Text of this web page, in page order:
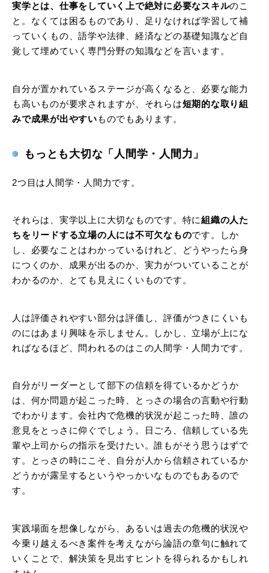
実学とは、仕事をしていく上で絶対に必要なスキルのこ
と。なくては困るものであり、足りなければ学習して補
っていくもの、語学や法律、経済などの基礎知識など自
覚して埋めていく専門分野の知識などを言います。
自分が置かれているステージが高くなると、必要な能力
も高いものが要求されますが、それらは短期的な取り組
みで成果が出やすいものでもあります。
もっとも大切な「人間学・人間力」
2つ目は人間学・人間力です。
それらは、実学以上に大切なものです。特に組織の人た
ちをリードする立場の人には不可欠なものです。しか
し、必要なことはわかっているけれど、どうやったら身
につくのか、成果が出るのか、実力がついていることが
わかるのか、とても見えにくいものです。
人は評価されやすい部分は評価し、評価がつきにくいも
のにはあまり興味を示しません。しかし、立場が上にな
ればなるほど、問われるのはこの人間学・人間力です。
自分がリーダーとして部下の信頼を得ているかどうか
は、何か問題が起こった時、とっさの場合の言動や行動
でわかります。会社内で危機的状況が起こった時、誰の
意見をとっさに仰ぐでしょう。日ごろ、信頼している先
輩や上司からの指示を受けたい。誰もがそう思うはずで
す。とっさの時にこそ、自分が人から信頼されているか
どうかが露呈するというやっかいなものでもあるので
す。
実践場面を想像しながら、あるいは過去の危機的状況や
今乗り越えるべき案件を考えながら論語の章句に触れて
いくことで、解決策を見出すヒントを得られるかもしれ